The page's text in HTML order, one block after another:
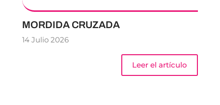
MORDIDA CRUZADA
14 Julio 2026
Leer el artículo